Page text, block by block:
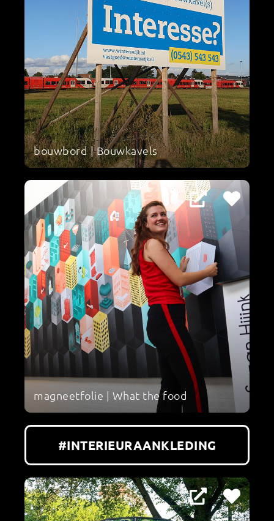
bouwbord | Bouwkavels
magneetfolie | What the food
#INTERIEURAANKLEDING